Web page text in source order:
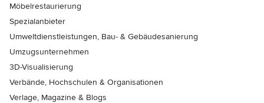
Möbelrestaurierung
Spezialanbieter
Umweltdienstleistungen, Bau- & Gebäudesanierung
Umzugsunternehmen
3D-Visualisierung
Verbände, Hochschulen & Organisationen
Verlage, Magazine & Blogs